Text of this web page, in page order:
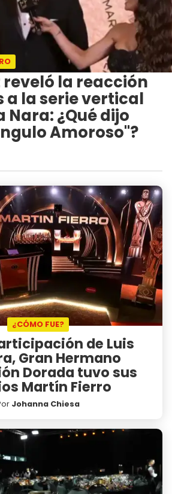
reveló la reacción
a la serie vertical
Nara: ¿Qué dijo
Amoroso"?
¿CÓMO FUE?
de Luis
Gran Hermano
Dorada tuvo sus
Martín Fierro
Johanna Chiesa